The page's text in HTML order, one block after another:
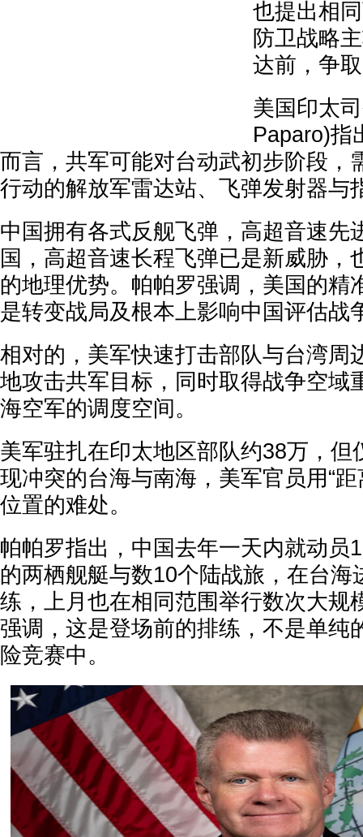
也提出相
防卫战略
达前，争
美国印太
Paparo)指
而言，共军可能对台动武初步阶段，
行动的解放军雷达站、飞弹发射器与
中国拥有各式反舰飞弹，高超音速先
国，高超音速长程飞弹已是新威胁，
的地理优势。帕帕罗强调，美国的精
是转变战局及根本上影响中国评估战
相对的，美军快速打击部队与台湾周
地攻击共军目标，同时取得战争空域
海空军的调度空间。
美军驻扎在印太地区部队约38万，但
现冲突的台海与南海，美军官员用“
位置的难处。
帕帕罗指出，中国去年一天内就动员
的两栖舰艇与数10个陆战旅，在台海
练，上月也在相同范围举行数次大规
强调，这是登场前的排练，不是单纯
险竞赛中。